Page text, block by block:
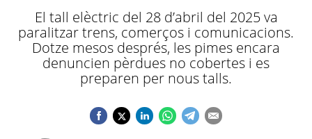
El tall elèctric del 28 d’abril del 2025 va
paralitzar trens, comerços i comunicacions.
Dotze mesos després, les pimes encara
denuncien pèrdues no cobertes i es
preparen per nous talls.